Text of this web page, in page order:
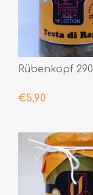
Rübenkopf
€5,90